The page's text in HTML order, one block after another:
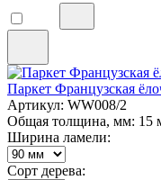
Паркет Французская
Артикул: WW008/2
Общая толщина, мм: 15
Ширина ламели:
Сорт дерева: